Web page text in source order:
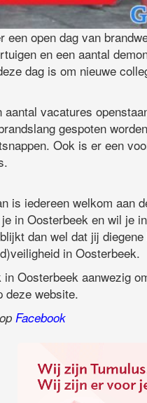
een open dag van
en een aantal
dag is om nieuwe
vacatures
gespoten
Ook is er een
is iedereen welkom aan
in Oosterbeek en wil je
dan wel dat jij
in Oosterbeek.
Oosterbeek aanwezig
deze website.
Facebook